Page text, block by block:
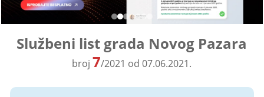
Službeni list grada Novog Pazara
broj 7/2021 od 07.06.2021.